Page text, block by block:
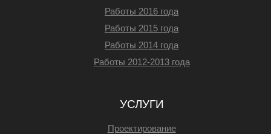
Работы 2016 года
Работы 2015 года
Работы 2014 года
Работы 2012-2013 года
УСЛУГИ
Проектирование